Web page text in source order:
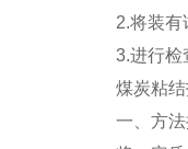
2.将装
3.进行检
煤炭粘
一、方